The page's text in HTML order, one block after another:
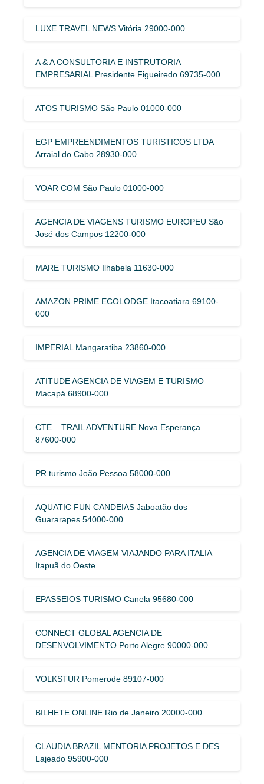
LUXE TRAVEL NEWS Vitória 29000-000
A & A CONSULTORIA E INSTRUTORIA
EMPRESARIAL Presidente Figueiredo 69735-000
ATOS TURISMO São Paulo 01000-000
EGP EMPREENDIMENTOS TURISTICOS LTDA
Arraial do Cabo 28930-000
VOAR COM São Paulo 01000-000
AGENCIA DE VIAGENS TURISMO EUROPEU São
José dos Campos 12200-000
MARE TURISMO Ilhabela 11630-000
AMAZON PRIME ECOLODGE Itacoatiara 69100-
000
IMPERIAL Mangaratiba 23860-000
ATITUDE AGENCIA DE VIAGEM E TURISMO
Macapá 68900-000
CTE – TRAIL ADVENTURE Nova Esperança
87600-000
PR turismo João Pessoa 58000-000
AQUATIC FUN CANDEIAS Jaboatão dos
Guararapes 54000-000
AGENCIA DE VIAGEM VIAJANDO PARA ITALIA
Itapuã do Oeste
EPASSEIOS TURISMO Canela 95680-000
CONNECT GLOBAL AGENCIA DE
DESENVOLVIMENTO Porto Alegre 90000-000
VOLKSTUR Pomerode 89107-000
BILHETE ONLINE Rio de Janeiro 20000-000
CLAUDIA BRAZIL MENTORIA PROJETOS E DES
Lajeado 95900-000